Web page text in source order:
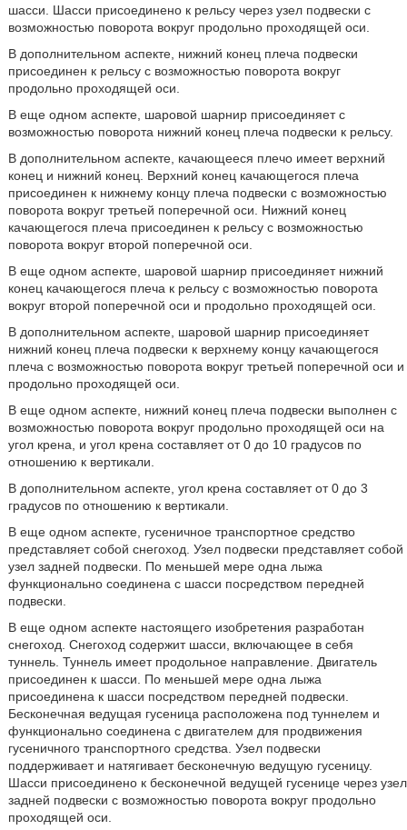
шасси. Шасси присоединено к рельсу через узел подвески с
возможностью поворота вокруг продольно проходящей оси.
В дополнительном аспекте, нижний конец плеча подвески
присоединен к рельсу с возможностью поворота вокруг
продольно проходящей оси.
В еще одном аспекте, шаровой шарнир присоединяет с
возможностью поворота нижний конец плеча подвески к рельсу.
В дополнительном аспекте, качающееся плечо имеет верхний
конец и нижний конец. Верхний конец качающегося плеча
присоединен к нижнему концу плеча подвески с возможностью
поворота вокруг третьей поперечной оси. Нижний конец
качающегося плеча присоединен к рельсу с возможностью
поворота вокруг второй поперечной оси.
В еще одном аспекте, шаровой шарнир присоединяет нижний
конец качающегося плеча к рельсу с возможностью поворота
вокруг второй поперечной оси и продольно проходящей оси.
В дополнительном аспекте, шаровой шарнир присоединяет
нижний конец плеча подвески к верхнему концу качающегося
плеча с возможностью поворота вокруг третьей поперечной оси и
продольно проходящей оси.
В еще одном аспекте, нижний конец плеча подвески выполнен с
возможностью поворота вокруг продольно проходящей оси на
угол крена, и угол крена составляет от 0 до 10 градусов по
отношению к вертикали.
В дополнительном аспекте, угол крена составляет от 0 до 3
градусов по отношению к вертикали.
В еще одном аспекте, гусеничное транспортное средство
представляет собой снегоход. Узел подвески представляет собой
узел задней подвески. По меньшей мере одна лыжа
функционально соединена с шасси посредством передней
подвески.
В еще одном аспекте настоящего изобретения разработан
снегоход. Снегоход содержит шасси, включающее в себя
туннель. Туннель имеет продольное направление. Двигатель
присоединен к шасси. По меньшей мере одна лыжа
присоединена к шасси посредством передней подвески.
Бесконечная ведущая гусеница расположена под туннелем и
функционально соединена с двигателем для продвижения
гусеничного транспортного средства. Узел подвески
поддерживает и натягивает бесконечную ведущую гусеницу.
Шасси присоединено к бесконечной ведущей гусенице через узел
задней подвески с возможностью поворота вокруг продольно
проходящей оси.